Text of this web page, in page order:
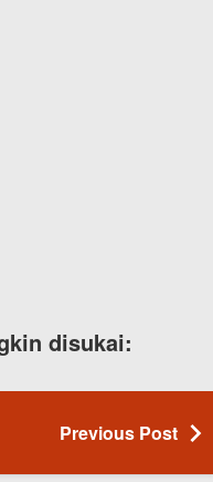
disukai:
Previous Post